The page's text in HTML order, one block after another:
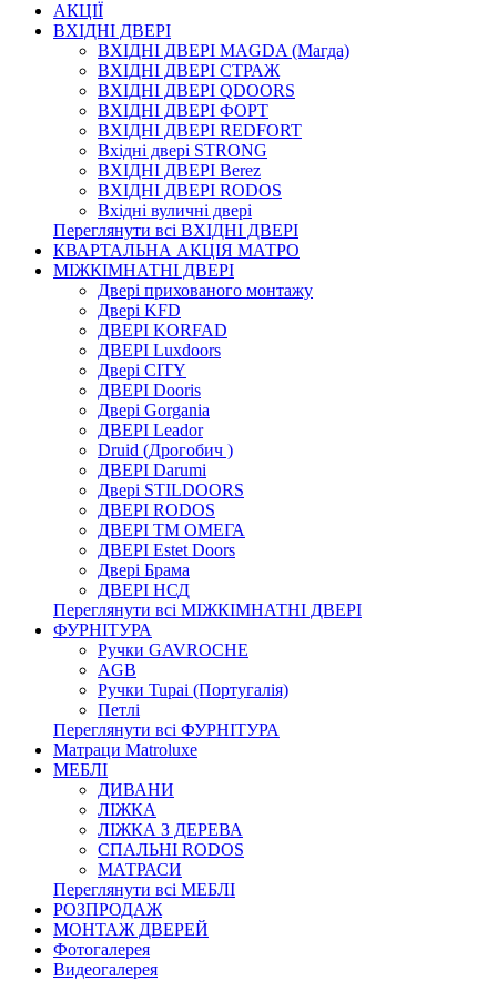
АКЦІЇ
ВХІДНІ ДВЕРІ
ВХІДНІ ДВЕРІ МAGDA (Магда)
ВХІДНІ ДВЕРІ СТРАЖ
ВХІДНІ ДВЕРІ QDOORS
ВХІДНІ ДВЕРІ ФОРТ
ВХІДНІ ДВЕРІ REDFORT
Вхідні двері STRONG
ВХІДНІ ДВЕРІ Berez
ВХІДНІ ДВЕРІ RODOS
Вхідні вуличні двері
Переглянути всі ВХІДНІ ДВЕРІ
КВАРТАЛЬНА АКЦІЯ МАТРО
МІЖКІМНАТНІ ДВЕРІ
Двері прихованого монтажу
Двері KFD
ДВЕРІ KORFAD
ДВЕРІ Luxdoors
Двері CITY
ДВЕРІ Dooris
Двері Gorgania
ДВЕРІ Leador
Druid (Дрогобич )
ДВЕРІ Darumi
Двері STILDOORS
ДВЕРІ RODOS
ДВЕРІ ТМ ОМЕГА
ДВЕРІ Estet Doors
Двері Брама
ДВЕРІ НСД
Переглянути всі МІЖКІМНАТНІ ДВЕРІ
ФУРНІТУРА
Ручки GAVROCHE
AGB
Ручки Tupai (Португалія)
Петлі
Переглянути всі ФУРНІТУРА
Матраци Matroluxe
МЕБЛІ
ДИВАНИ
ЛІЖКА
ЛІЖКА З ДЕРЕВА
СПАЛЬНІ RODOS
МАТРАСИ
Переглянути всі МЕБЛІ
РОЗПРОДАЖ
МОНТАЖ ДВЕРЕЙ
Фотогалерея
Видеогалерея